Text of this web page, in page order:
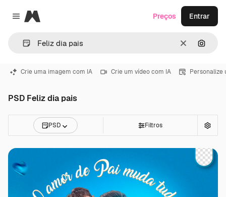
Close menu
Magnific
Limpar
Preços Entrar
Crie uma imagem com IA Crie um vídeo com IA Personalize
PSD Feliz dia pais
PSD Filtros